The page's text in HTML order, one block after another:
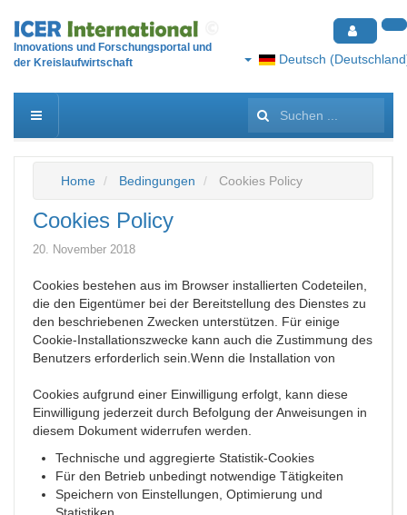
Innovations und Forschungsportal und
der Kreislaufwirtschaft
Deutsch
Suchen
...
Home
Bedingungen Cookies Policy
Cookies Policy
20. November 2018
Cookies bestehen aus im Browser installierten Codeteilen,
die den Eigentümer bei der Bereitstellung des Dienstes zu
den beschriebenen Zwecken unterstützen. Für einige
Cookie-Installationszwecke kann auch die Zustimmung des
Benutzers erforderlich sein.Wenn die Installation von
Cookies aufgrund einer Einwilligung erfolgt, kann diese
Einwilligung jederzeit durch Befolgung der Anweisungen in
diesem Dokument widerrufen werden.
Technische und aggregierte Statistik-Cookies
Für den Betrieb unbedingt notwendige Tätigkeiten
Speichern von Einstellungen, Optimierung und